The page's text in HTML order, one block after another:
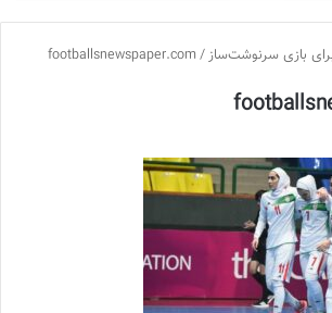
بازی سرنوشت‌ساز/
footballsnewspaper.com